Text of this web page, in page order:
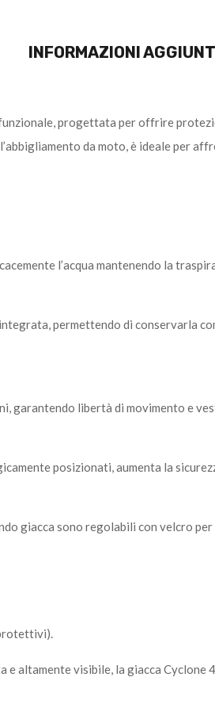
INFORMAZIONI
progettata per offrire
da moto, è ideale per
l’acqua mantenendo la
permettendo di conservarla
garantendo libertà di movimento e
posizionati, aumenta la
giacca sono regolabili con velcro
visibile, la giacca Cyclone